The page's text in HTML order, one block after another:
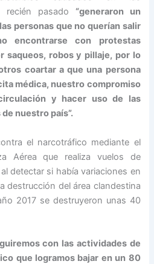
recién pasado “generaron un
personas que no querían salir
encontrarse con protestas
saqueos, robos y pillaje, por lo
coartar a que una persona
médica, nuestro compromiso
y hacer uso de las
nuestro país”.
el narcotráfico mediante el
Aérea que realiza vuelos de
detectar si había variaciones en
destrucción del área clandestina
2017 se destruyeron unas 40
con las actividades de
que logramos bajar en un 80